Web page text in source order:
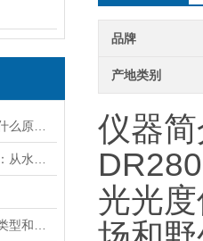
品牌
产地类别
仪器
光光